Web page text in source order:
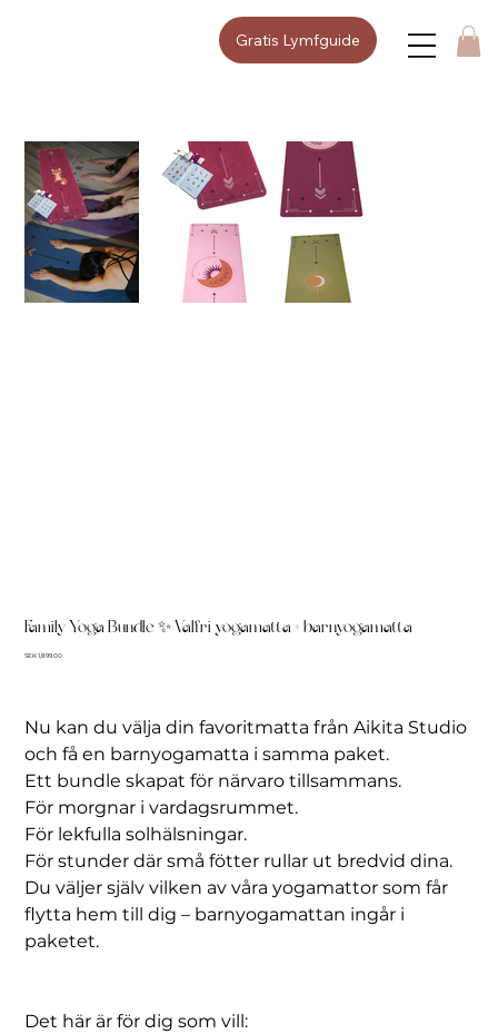
Gratis Lymfguide
Family Yoga Bundle ✨ Valfri yogamatta + barnyogamatta
Price
SEK 1,899.00
Nu kan du välja din favoritmatta från Aikita Studio
och få en barnyogamatta i samma paket.
Ett bundle skapat för närvaro tillsammans.
För morgnar i vardagsrummet.
För lekfulla solhälsningar.
För stunder där små fötter rullar ut bredvid dina.
Du väljer själv vilken av våra yogamattor som får
flytta hem till dig – barnyogamattan ingår i
paketet.
Det här är för dig som vill: